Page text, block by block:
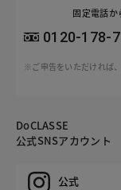
固定電話か
0120-178-
※ご申告をいただければ
DoCLASSE
公式SNSアカウント
公式